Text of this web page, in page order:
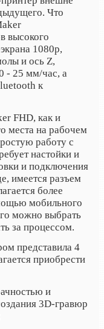
Что
высокого
1080p,
и ось Z,
- 25 мм/час, а
к
FHD, как и
места на рабочем
работу с
настойки и
и подключения
имеется разъем
более
мобильного
можно выбрать
за процессом.
представила 4
приобрести
и
3D-гравюр